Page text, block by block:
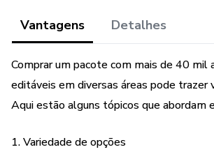
ADVOGADO
ARTESANATO
Vantagens Detalhes
Comprar um pacote com mais de 40 mil
editáveis em diversas áreas pode trazer
Aqui estão alguns tópicos que abordam
1. Variedade de opções